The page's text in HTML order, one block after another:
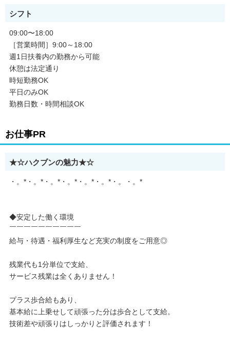
シフト
09:00〜18:00
［営業時間］9:00～18:00
週1日扶養内の勤務から可能
休憩は法定通り
時短勤務OK
平日のみOK
勤務日数・時間相談OK
お仕事PR
★☆ハクブンの魅力★☆
・。*・。*・。*・。*・。*・。*・。・。*
◆安定した働く環境
￣￣￣￣￣￣￣￣￣￣
給与・待遇・福利厚生など充実の制度をご用意◎
残業代も1分単位で支給、
サービス残業は全くありません！
プラス歩合給もあり、
基本給に上乗せして頑張った分は歩合として支給。
技術差や頑張りはしっかりと評価されます！